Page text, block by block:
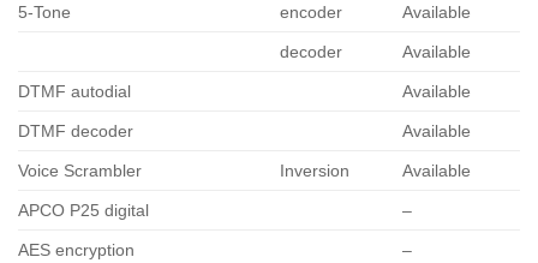
5-Tone encoder Available
decoder Available
DTMF autodial Available
DTMF decoder Available
Voice Scrambler Inversion Available
APCO P25 digital –
AES encryption –